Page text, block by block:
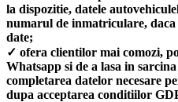
la dispozitie, datele
numarul de inmatriculare, daca
date;
✓ ofera clientilor mai comozi,
Whatsapp si de a lasa in
completarea datelor necesare
dupa acceptarea conditiilor